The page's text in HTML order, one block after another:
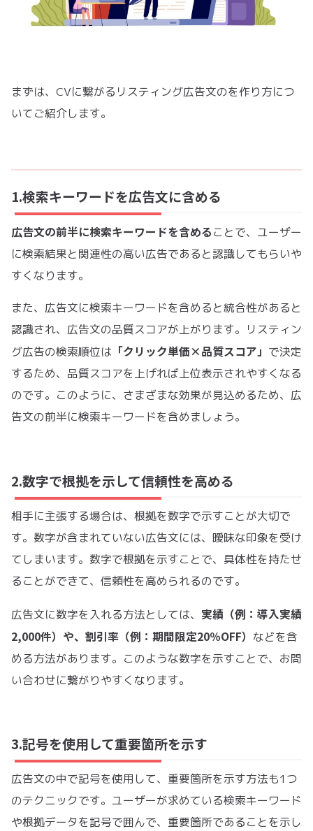
まずは、CVに繋がるリスティング広告文のを作り方につ
いてご紹介します。
1.検索キーワードを広告文に含める
広告文の前半に検索キーワードを含めることで、ユーザー
に検索結果と関連性の高い広告であると認識してもらいや
すくなります。
また、広告文に検索キーワードを含めると統合性があると
認識され、広告文の品質スコアが上がります。リスティン
グ広告の検索順位は 「クリック単価×品質スコア」 で決定
するため、品質スコアを上げれば上位表示されやすくなる
のです。このように、さまざまな効果が見込めるため、広
告文の前半に検索キーワードを含めましょう。
2.数字で根拠を示して信頼性を高める
相手に主張する場合は、根拠を数字で示すことが大切で
す。数字が含まれていない広告文には、曖昧な印象を受け
てしまいます。数字で根拠を示すことで、具体性を持たせ
ることができて、信頼性を高められるのです。
広告文に数字を入れる方法としては、 実績（例：導入実績
2,000件）や、割引率（例：期間限定20％OFF） などを含
める方法があります。このような数字を示すことで、お問
い合わせに繋がりやすくなります。
3.記号を使用して重要箇所を示す
広告文の中で記号を使用して、重要箇所を示す方法も1つ
のテクニックです。ユーザーが求めている検索キーワード
や根拠データを記号で囲んで、重要箇所であることを示し